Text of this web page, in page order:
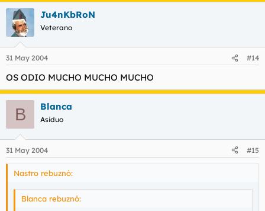
Ju4nKbRoN
Veterano
31 May 2004 #14
OS ODIO MUCHO MUCHO MUCHO
B Blanca
Asiduo
31 May 2004 #15
Nastro rebuznó:
Blanca rebuznó: